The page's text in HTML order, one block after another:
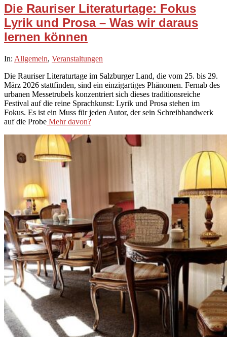
Die Rauriser Literaturtage: Fokus
Lyrik und Prosa – Was wir daraus
lernen können
2026-
22
In: Allgemein, Veranstaltungen
Die Rauriser Literaturtage im Salzburger Land, die vom 25. bis 29.
März 2026 stattfinden, sind ein einzigartiges Phänomen. Fernab des
urbanen Messetrubels konzentriert sich dieses traditionsreiche
Festival auf die reine Sprachkunst: Lyrik und Prosa stehen im
Fokus. Es ist ein Muss für jeden Autor, der sein Schreibhandwerk
auf die Probe Mehr davon?